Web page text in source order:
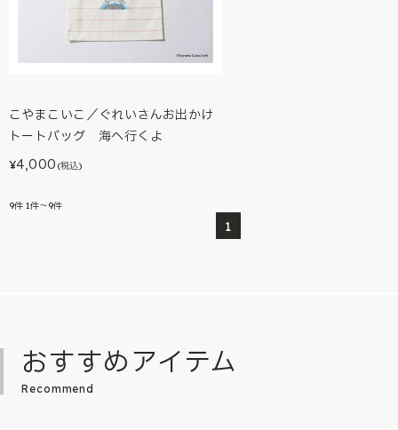
こやまこいこ／ぐれいさんお出かけ
トートバッグ 海へ行くよ
¥4,000 (税込)
9件 1件～9件
1
おすすめアイテム
Recommend